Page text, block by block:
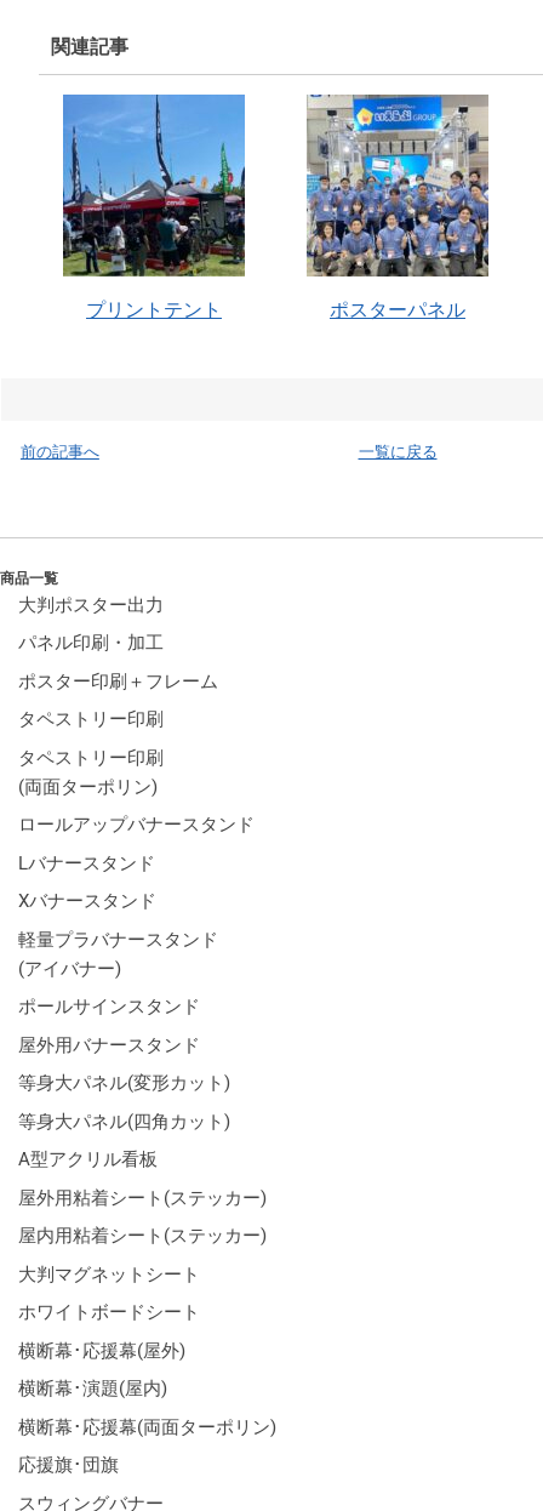
関連記事
プリントテント ポスターパネル
前の記事へ 一覧に戻る
商品一覧
大判ポスター出力
パネル印刷・加工
ポスター印刷＋フレーム
タペストリー印刷
タペストリー印刷
(両面ターポリン)
ロールアップバナースタンド
Lバナースタンド
Xバナースタンド
軽量プラバナースタンド
(アイバナー)
ポールサインスタンド
屋外用バナースタンド
等身大パネル(変形カット)
等身大パネル(四角カット)
A型アクリル看板
屋外用粘着シート(ステッカー)
屋内用粘着シート(ステッカー)
大判マグネットシート
ホワイトボードシート
横断幕･応援幕(屋外)
横断幕･演題(屋内)
横断幕･応援幕(両面ターポリン)
応援旗･団旗
スウィングバナー